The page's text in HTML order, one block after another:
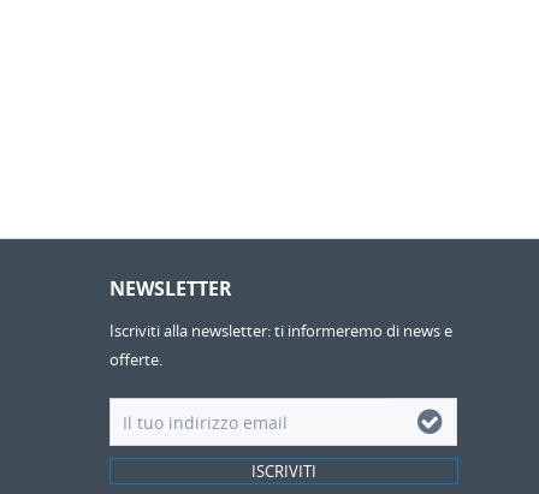
NEWSLETTER
Iscriviti alla newsletter: ti informeremo di news e
offerte.
ISCRIVITI